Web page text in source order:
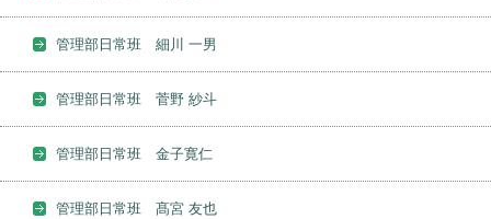
管理部日常班 細川 一男
管理部日常班 菅野 紗斗
管理部日常班 金子寛仁
管理部日常班 髙宮 友也